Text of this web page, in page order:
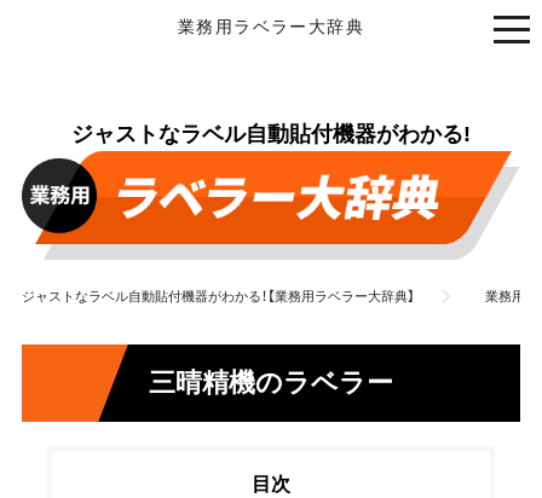
業務用ラベラー大辞典
ジャストなラベル自動貼付機器がわかる!
ジャストなラベル自動貼付機器がわかる！【業務用ラベラー大辞典】 業務用ラ
三晴精機のラベラー